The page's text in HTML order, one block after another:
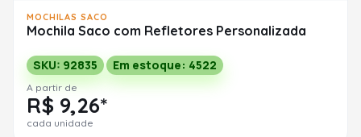
MOCHILAS SACO
Mochila Saco com Refletores Personalizada
SKU: 92835 Em estoque: 4522
A partir de
R$ 9,26*
cada unidade